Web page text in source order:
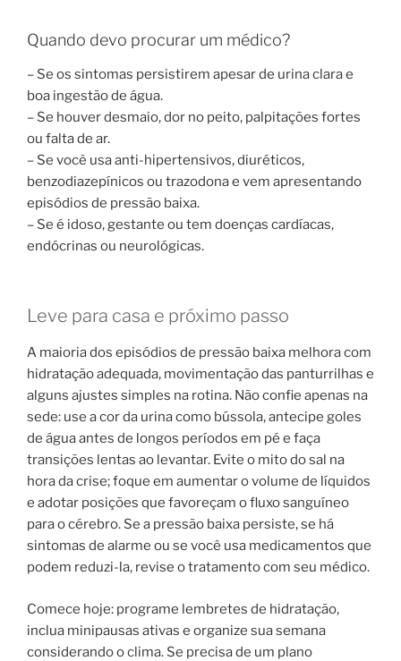
Quando devo procurar um médico?
– Se os sintomas persistirem apesar de urina clara e
boa ingestão de água.
– Se houver desmaio, dor no peito, palpitações fortes
ou falta de ar.
– Se você usa anti-hipertensivos, diuréticos,
benzodiazepínicos ou trazodona e vem apresentando
episódios de pressão baixa.
– Se é idoso, gestante ou tem doenças cardíacas,
endócrinas ou neurológicas.
Leve para casa e próximo passo
A maioria dos episódios de pressão baixa melhora com
hidratação adequada, movimentação das panturrilhas e
alguns ajustes simples na rotina. Não confie apenas na
sede: use a cor da urina como bússola, antecipe goles
de água antes de longos períodos em pé e faça
transições lentas ao levantar. Evite o mito do sal na
hora da crise; foque em aumentar o volume de líquidos
e adotar posições que favoreçam o fluxo sanguíneo
para o cérebro. Se a pressão baixa persiste, se há
sintomas de alarme ou se você usa medicamentos que
podem reduzi-la, revise o tratamento com seu médico.
Comece hoje: programe lembretes de hidratação,
inclua minipausas ativas e organize sua semana
considerando o clima. Se precisa de um plano